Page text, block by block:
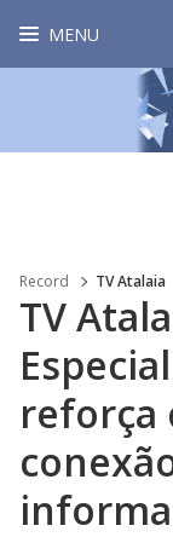
MENU
Record TV Atalaia
TV
reforça